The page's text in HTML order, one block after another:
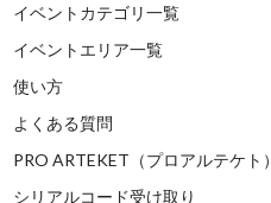
イベントカテゴリ一覧
イベントエリア一覧
使い方
よくある質問
PRO ARTEKET（プロアルテケト）
シリアルコード受け取り